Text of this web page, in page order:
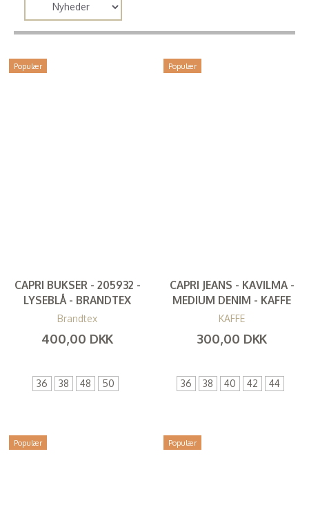
Populær
CAPRI BUKSER - 205932 -
LYSEBLÅ - BRANDTEX
Brandtex
400,00 DKK
36 38 48 50
Populær
CAPRI JEANS - KAVILMA -
MEDIUM DENIM - KAFFE
KAFFE
300,00 DKK
36 38 40 42 44
Populær Populær